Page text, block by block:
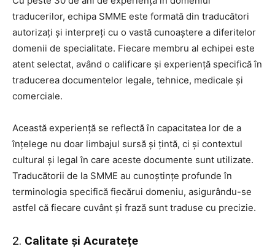
traducerilor, echipa SMME este formată din traducători
autorizați și interpreți cu o vastă cunoaștere a diferitelor
domenii de specialitate. Fiecare membru al echipei este
atent selectat, având o calificare și experiență specifică în
traducerea documentelor legale, tehnice, medicale și
comerciale.
Această experiență se reflectă în capacitatea lor de a
înțelege nu doar limbajul sursă și țintă, ci și contextul
cultural și legal în care aceste documente sunt utilizate.
Traducătorii de la SMME au cunoștințe profunde în
terminologia specifică fiecărui domeniu, asigurându-se
astfel că fiecare cuvânt și frază sunt traduse cu precizie.
2. Calitate și Acuratețe